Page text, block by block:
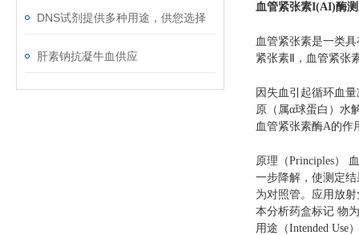
DNS试剂提供多种用途，供您选择
肝素钠抗凝牛血供应
血管紧张素I(AI)酶
血管紧张素是一类
紧张素Ⅱ，血管紧张
因失血引起循环血
原（属α球蛋白）水
血管紧张素酶A的作
原理（Principles）
一步降解，使测定
为对照管。应用放
本分析药盒标记 物
用途（Intended Use